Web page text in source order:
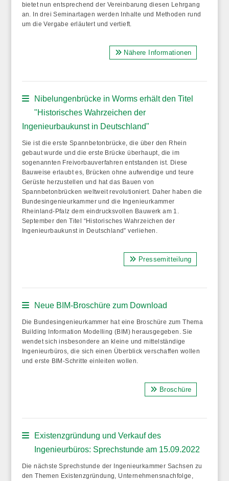
bietet nun entsprechend der Vereinbarung diesen Lehrgang
an. In drei Seminartagen werden Inhalte und Methoden rund
um die Vergabe erläutert und vertieft.
Nähere Informationen
Nibelungenbrücke in Worms erhält den Titel
"Historisches Wahrzeichen der
Ingenieurbaukunst in Deutschland"
Sie ist die erste Spannbetonbrücke, die über den Rhein
gebaut wurde und die erste Brücke überhaupt, die im
sogenannten Freivorbauverfahren entstanden ist. Diese
Bauweise erlaubt es, Brücken ohne aufwendige und teure
Gerüste herzustellen und hat das Bauen von
Spannbetonbrücken weltweit revolutioniert. Daher haben die
Bundesingenieurkammer und die Ingenieurkammer
Rheinland-Pfalz dem eindrucksvollen Bauwerk am 1.
September den Titel “Historisches Wahrzeichen der
Ingenieurbaukunst in Deutschland” verliehen.
Pressemitteilung
Neue BIM-Broschüre zum Download
Die Bundesingenieurkammer hat eine Broschüre zum Thema
Building Information Modelling (BIM) herausgegeben. Sie
wendet sich insbesondere an kleine und mittelständige
Ingenieurbüros, die sich einen Überblick verschaffen wollen
und erste BIM-Schritte einleiten wollen.
Broschüre
Existenzgründung und Verkauf des
Ingenieurbüros: Sprechstunde am 15.09.2022
Die nächste Sprechstunde der Ingenieurkammer Sachsen zu
den Themen Existenzgründung, Unternehmensnachfolge,